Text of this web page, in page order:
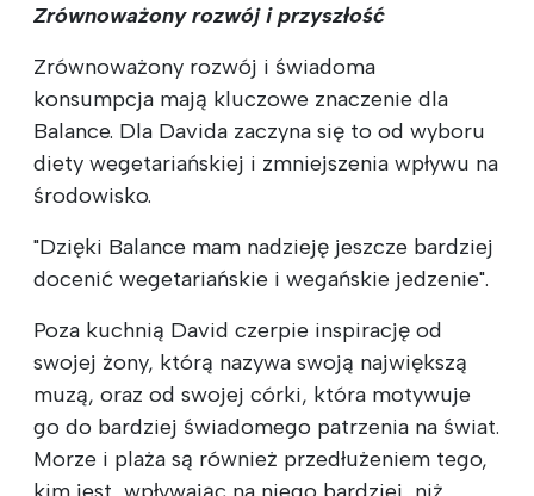
Zrównoważony rozwój i przyszłość
Zrównoważony rozwój i świadoma
konsumpcja mają kluczowe znaczenie dla
Balance. Dla Davida zaczyna się to od wyboru
diety wegetariańskiej i zmniejszenia wpływu na
środowisko.
"Dzięki Balance mam nadzieję jeszcze bardziej
docenić wegetariańskie i wegańskie jedzenie".
Poza kuchnią David czerpie inspirację od
swojej żony, którą nazywa swoją największą
muzą, oraz od swojej córki, która motywuje
go do bardziej świadomego patrzenia na świat.
Morze i plaża są również przedłużeniem tego,